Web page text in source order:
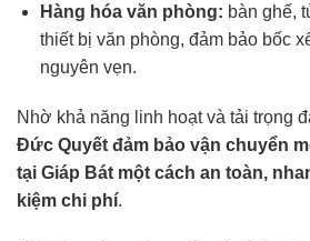
Hàng hóa văn phòng: bàn ghế,
thiết bị văn phòng, đảm bảo bốc
nguyên vẹn.
Nhờ khả năng linh hoạt và tải trọng
Đức Quyết đảm bảo vận chuyển
tại Giáp Bát một cách an toàn,
kiệm chi phí.